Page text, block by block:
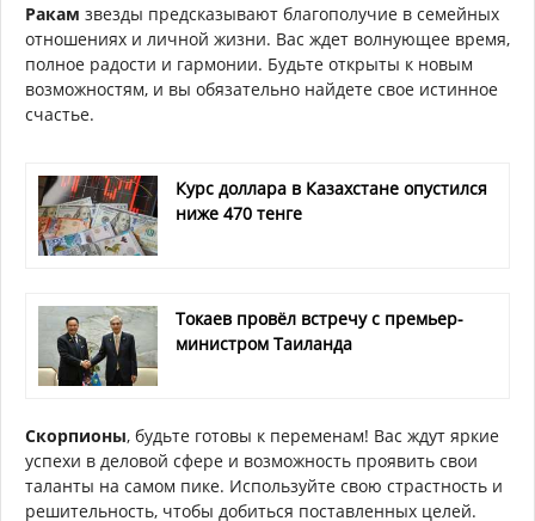
Ракам звезды предсказывают благополучие в семейных
отношениях и личной жизни. Вас ждет волнующее время,
полное радости и гармонии. Будьте открыты к новым
возможностям, и вы обязательно найдете свое истинное
счастье.
Курс доллара в Казахстане опустился
ниже 470 тенге
Токаев провёл встречу с премьер-
министром Таиланда
Скорпионы, будьте готовы к переменам! Вас ждут яркие
успехи в деловой сфере и возможность проявить свои
таланты на самом пике. Используйте свою страстность и
решительность, чтобы добиться поставленных целей.